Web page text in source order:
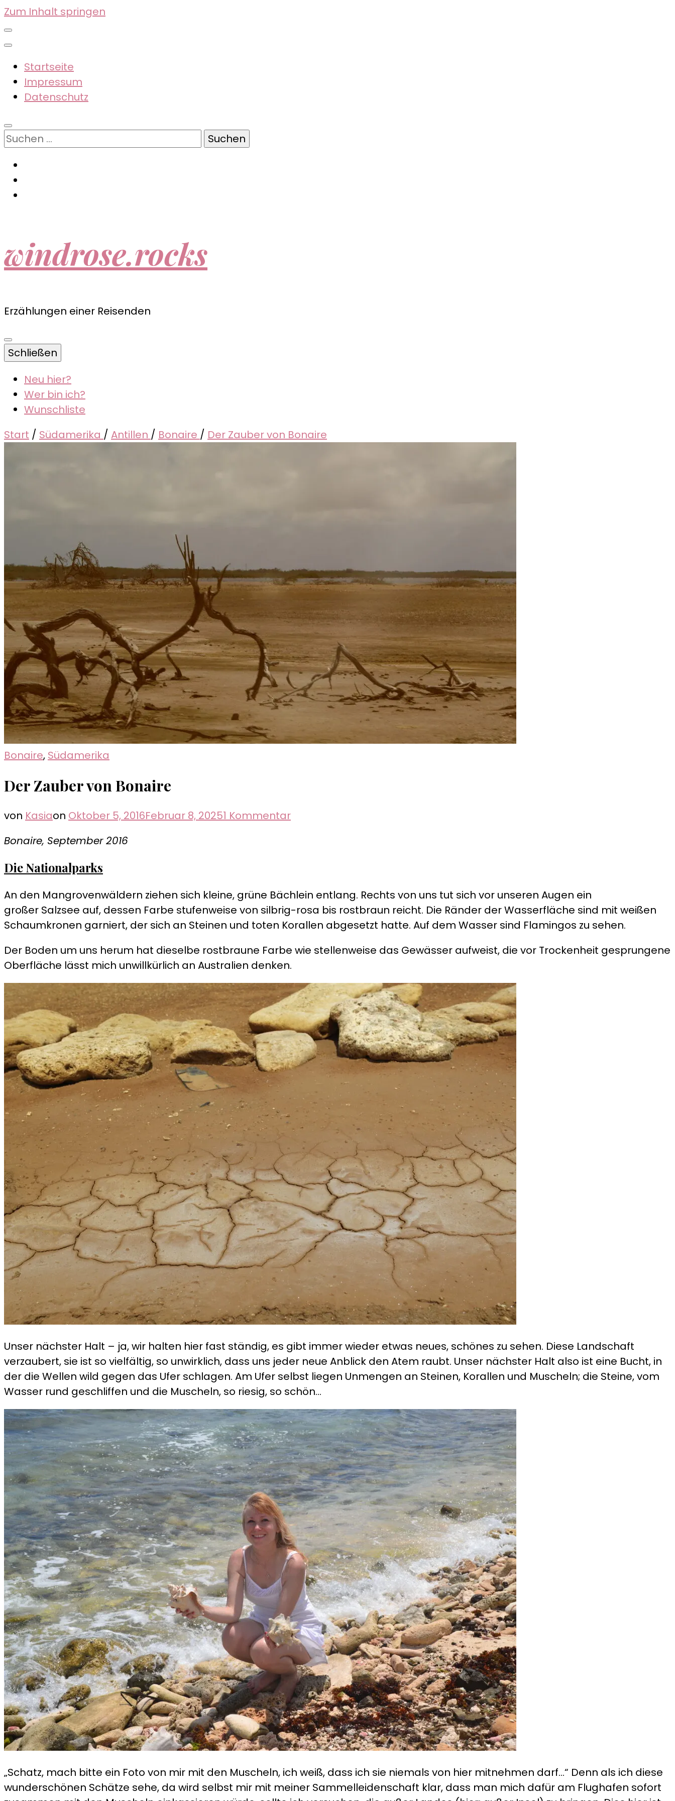
Zum Inhalt springen
Startseite
Impressum
Datenschutz
Suchen
nach:
windrose.rocks
Erzählungen einer Reisenden
Schließen
Neu hier?
Wer bin ich?
Wunschliste
Start / Südamerika / Antillen / Bonaire / Der Zauber von Bonaire
Bonaire, Südamerika
Der Zauber von Bonaire
von Kasiaon Oktober 5, 2016Februar 8, 20251 Kommentarzu
Bonaire, September 2016
Die Nationalparks
An den Mangrovenwäldern ziehen sich kleine, grüne Bächlein entlang. Rechts von uns tut sich vor unseren Augen ein
großer Salzsee auf, dessen Farbe stufenweise von silbrig-rosa bis rostbraun reicht. Die Ränder der Wasserfläche sind mit weißen
Schaumkronen garniert, der sich an Steinen und toten Korallen abgesetzt hatte. Auf dem Wasser sind Flamingos zu sehen.
Der Boden um uns herum hat dieselbe rostbraune Farbe wie stellenweise das Gewässer aufweist, die vor Trockenheit gesprungene
Oberfläche lässt mich unwillkürlich an Australien denken.
Unser nächster Halt – ja, wir halten hier fast ständig, es gibt immer wieder etwas neues, schönes zu sehen. Diese Landschaft
verzaubert, sie ist so vielfältig, so unwirklich, dass uns jeder neue Anblick den Atem raubt. Unser nächster Halt also ist eine Bucht, in
der die Wellen wild gegen das Ufer schlagen. Am Ufer selbst liegen Unmengen an Steinen, Korallen und Muscheln; die Steine, vom
Wasser rund geschliffen und die Muscheln, so riesig, so schön…
„Schatz, mach bitte ein Foto von mir mit den Muscheln, ich weiß, dass ich sie niemals von hier mitnehmen darf…“ Denn als ich diese
wunderschönen Schätze sehe, da wird selbst mir mit meiner Sammelleidenschaft klar, dass man mich dafür am Flughafen sofort